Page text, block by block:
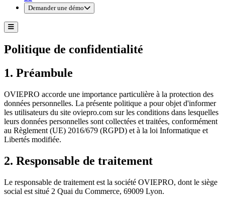
Demander une démo
Politique de confidentialité
1. Préambule
OVIEPRO accorde une importance particulière à la protection des
données personnelles. La présente politique a pour objet d'informer
les utilisateurs du site oviepro.com sur les conditions dans lesquelles
leurs données personnelles sont collectées et traitées, conformément
au Règlement (UE) 2016/679 (RGPD) et à la loi Informatique et
Libertés modifiée.
2. Responsable de traitement
Le responsable de traitement est la société OVIEPRO, dont le siège
social est situé 2 Quai du Commerce, 69009 Lyon.